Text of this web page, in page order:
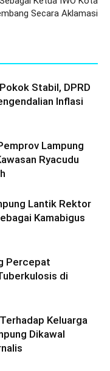
Secara Aklamasi
Stabil, DPRD
Inflasi
Lampung
Ryacudu
Lantik Rektor
Kamabigus
Percepat
di
Keluarga
Dikawal